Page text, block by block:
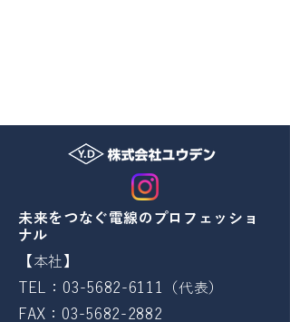
​未来をつなぐ電線のプロフェッショ
ナル
【本社】
TEL：03-5682-6111（代表）
FAX：03-5682-2882